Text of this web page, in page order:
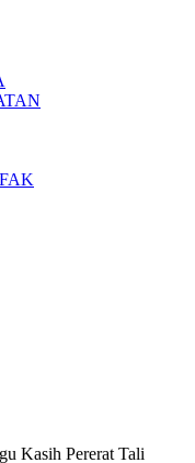
Kasih Pererat Tali